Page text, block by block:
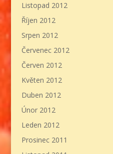
Listopad 2012
Říjen 2012
Srpen 2012
Červenec 2012
Červen 2012
Květen 2012
Duben 2012
Únor 2012
Leden 2012
Prosinec 2011